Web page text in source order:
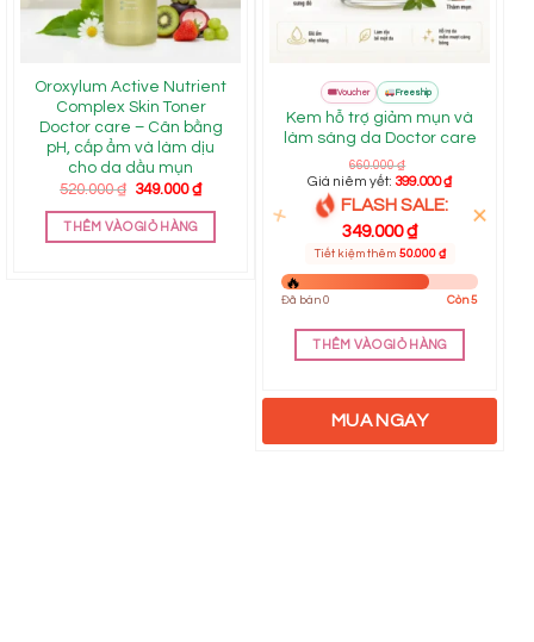
Oroxylum Active Nutrient
Complex Skin Toner
Doctor care – Cân bằng
pH, cấp ẩm và làm dịu
cho da dầu mụn
520.000₫ Giá
là:
520.000 ₫.
349.000₫Giá
THÊM VÀO GIỎ HÀNG
FLASH
SALE
🎟Voucher Freeship
Kem hỗ trợ giảm mụn và
làm sáng da Doctor care
660.000₫
Giá niêm yết: 399.000₫
FLASH SALE:
349.000₫
Tiết kiệm thêm 50.000 ₫
Đã bán 0 Còn 5
THÊM VÀO GIỎ HÀNG
MUA NGAY